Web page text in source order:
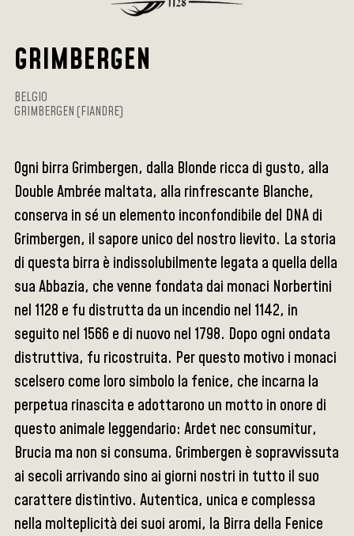
GRIMBERGEN
BELGIO
GRIMBERGEN (FIANDRE)
Ogni birra Grimbergen, dalla Blonde ricca di gusto, alla
Double Ambrée maltata, alla rinfrescante Blanche,
conserva in sé un elemento inconfondibile del DNA di
Grimbergen, il sapore unico del nostro lievito. La storia
di questa birra è indissolubilmente legata a quella della
sua Abbazia, che venne fondata dai monaci Norbertini
nel 1128 e fu distrutta da un incendio nel 1142, in
seguito nel 1566 e di nuovo nel 1798. Dopo ogni ondata
distruttiva, fu ricostruita. Per questo motivo i monaci
scelsero come loro simbolo la fenice, che incarna la
perpetua rinascita e adottarono un motto in onore di
questo animale leggendario: Ardet nec consumitur,
Brucia ma non si consuma. Grimbergen è sopravvissuta
ai secoli arrivando sino ai giorni nostri in tutto il suo
carattere distintivo. Autentica, unica e complessa
nella molteplicità dei suoi aromi, la Birra della Fenice